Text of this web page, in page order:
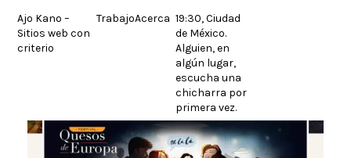
content
Ajo Kano –
Sitios web con
criterio
TrabajoAcerca 19:30, Ciudad
de México.
Alguien, en
algún lugar,
escucha una
chicharra por
primera vez.